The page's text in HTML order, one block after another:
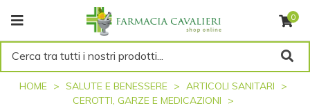
0
Cerca tra tutti i nostri prodotti...
HOME SALUTE E BENESSERE
ARTICOLI SANITARI
CEROTTI, GARZE E MEDICAZIONI